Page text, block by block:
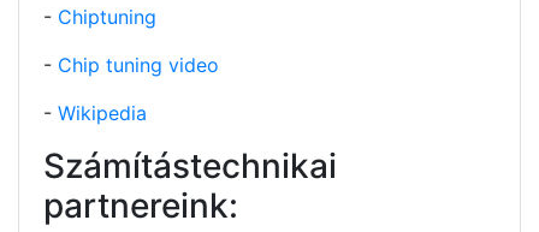
- Chiptuning
- Chip tuning video
- Wikipedia
Számítástechnikai
partnereink: